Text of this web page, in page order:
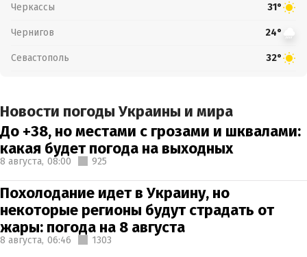
Черкассы 31°
Чернигов 24°
Севастополь 32°
Новости погоды Украины и мира
До +38, но местами с грозами и шквалами:
какая будет погода на выходных
8 августа, 08:00 925
Похолодание идет в Украину, но
некоторые регионы будут страдать от
жары: погода на 8 августа
8 августа, 06:46 1303